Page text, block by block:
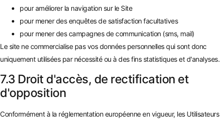
pour améliorer la navigation sur le Site
pour mener des enquêtes de satisfaction facultatives
pour mener des campagnes de communication (sms, mail)
Le site ne commercialise pas vos données personnelles qui sont donc
uniquement utilisées par nécessité ou à des fins statistiques et d'analyses.
7.3 Droit d'accès, de rectification et
d'opposition
Conformément à la réglementation européenne en vigueur, les Utilisateurs